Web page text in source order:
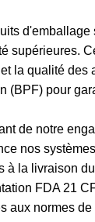
supérieures.
la qualité des
(BPF) pour
de notre
nos
à la livraison
FDA 21
aux normes